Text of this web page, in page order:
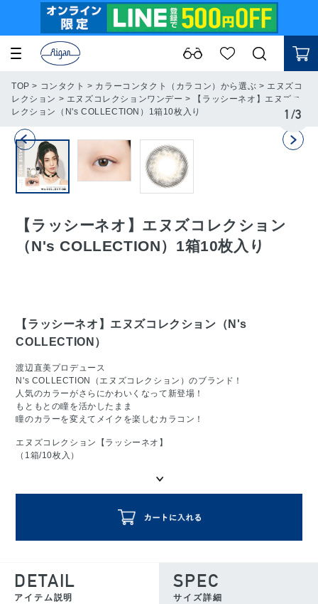
TOP > コンタクト > カラーコンタクト（カラコン）から選ぶ > エヌズコ
レクション > エヌズコレクションワンデー >
【ラッシーネオ】エヌズコ
レクション（N's COLLECTION）1箱10枚入り
1/3
【ラッシーネオ】エヌズコレクション
（N's COLLECTION）1箱10枚入り
【ラッシーネオ】エヌズコレクション（N's
COLLECTION）
渡辺直美プロデュース
N's COLLECTION（エヌズコレクション）のブランド！
人気のカラーがさらにかわいくなって新登場！
もともとの瞳を活かしたまま
瞳のカラーを変えてメイクを楽しむカラコン！
エヌズコレクション【ラッシーネオ】
（1箱/10枚入）
DETAIL
アイテム説明
SPEC
サイズ詳細